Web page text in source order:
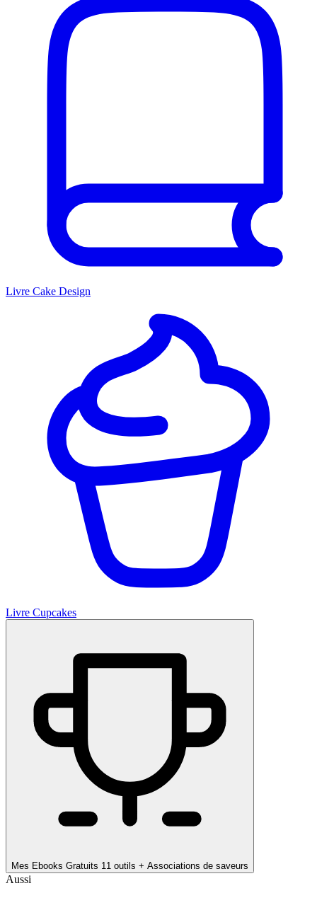
Livre Cake Design
Livre Cupcakes
Mes Ebooks Gratuits 11 outils + Associations de saveurs
Aussi